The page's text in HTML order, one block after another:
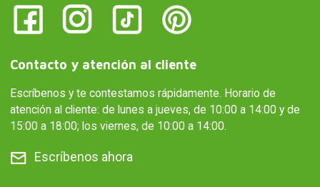
Contacto y atención al cliente
Escríbenos y te contestamos rápidamente. Horario de
atención al cliente: de lunes a jueves, de 10:00 a 14:00 y de
15:00 a 18:00; los viernes, de 10:00 a 14:00.
Escríbenos ahora